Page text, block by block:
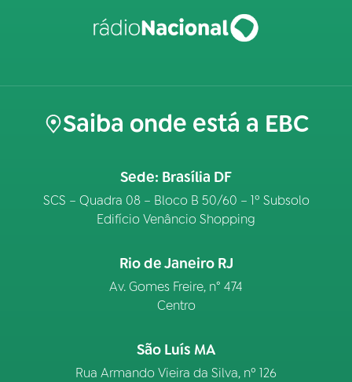
Saiba onde está a EBC
Sede: Brasília DF
SCS – Quadra 08 – Bloco B 50/60 – 1º Subsolo
Edifício Venâncio Shopping
Rio de Janeiro RJ
Av. Gomes Freire, n° 474
Centro
São Luís MA
Rua Armando Vieira da Silva, nº 126